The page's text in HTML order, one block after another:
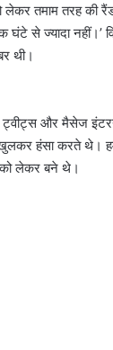
लेकर तमाम तरह की
से ज्यादा नहीं।’
थी।
ट्वीट्स और मैसेज
हंसा करते थे।
को लेकर बने थे।